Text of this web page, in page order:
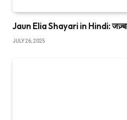
Jaun Elia Shayari in Hindi:
JULY 26, 2025